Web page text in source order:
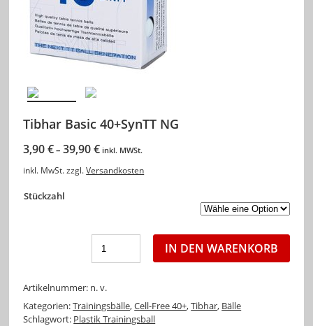
Tibhar Basic 40+SynTT NG
3,90€–39,90€ inkl. MWSt.
inkl. MwSt. zzgl.Versandkosten
Stückzahl
IN DEN WARENKORB
Artikelnummer: n. v.
Kategorien:Trainingsbälle,Cell-Free 40+,Tibhar, Bälle
Schlagwort: Plastik Trainingsball